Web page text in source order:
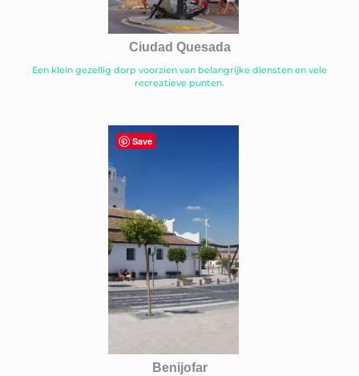
Ciudad Quesada
Een klein gezellig dorp voorzien van belangrijke diensten en vele
recreatieve punten.
Benijofar
Save